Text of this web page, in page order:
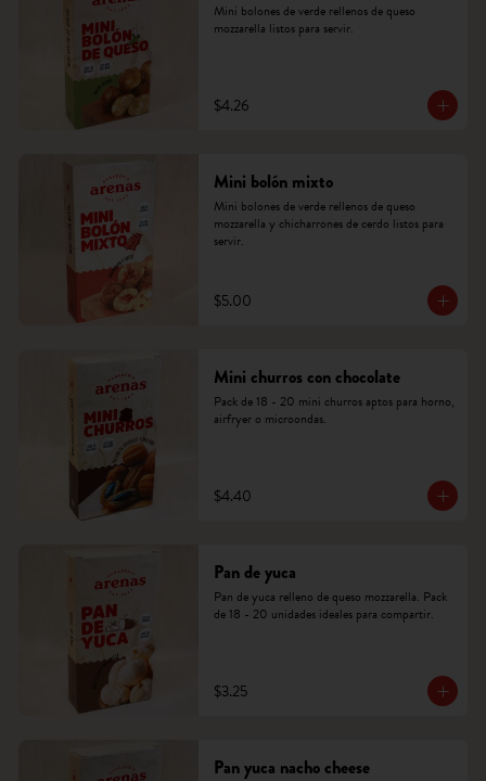
Mini bolones de verde rellenos de queso
mozzarella listos para servir.
$4.26
Mini bolón mixto
Mini bolones de verde rellenos de queso
mozzarella y chicharrones de cerdo listos para
servir.
$5.00
Mini churros con chocolate
Pack de 18 - 20 mini churros aptos para horno,
airfryer o microondas.
$4.40
Pan de yuca
Pan de yuca relleno de queso mozzarella. Pack
de 18 - 20 unidades ideales para compartir.
$3.25
Pan yuca nacho cheese